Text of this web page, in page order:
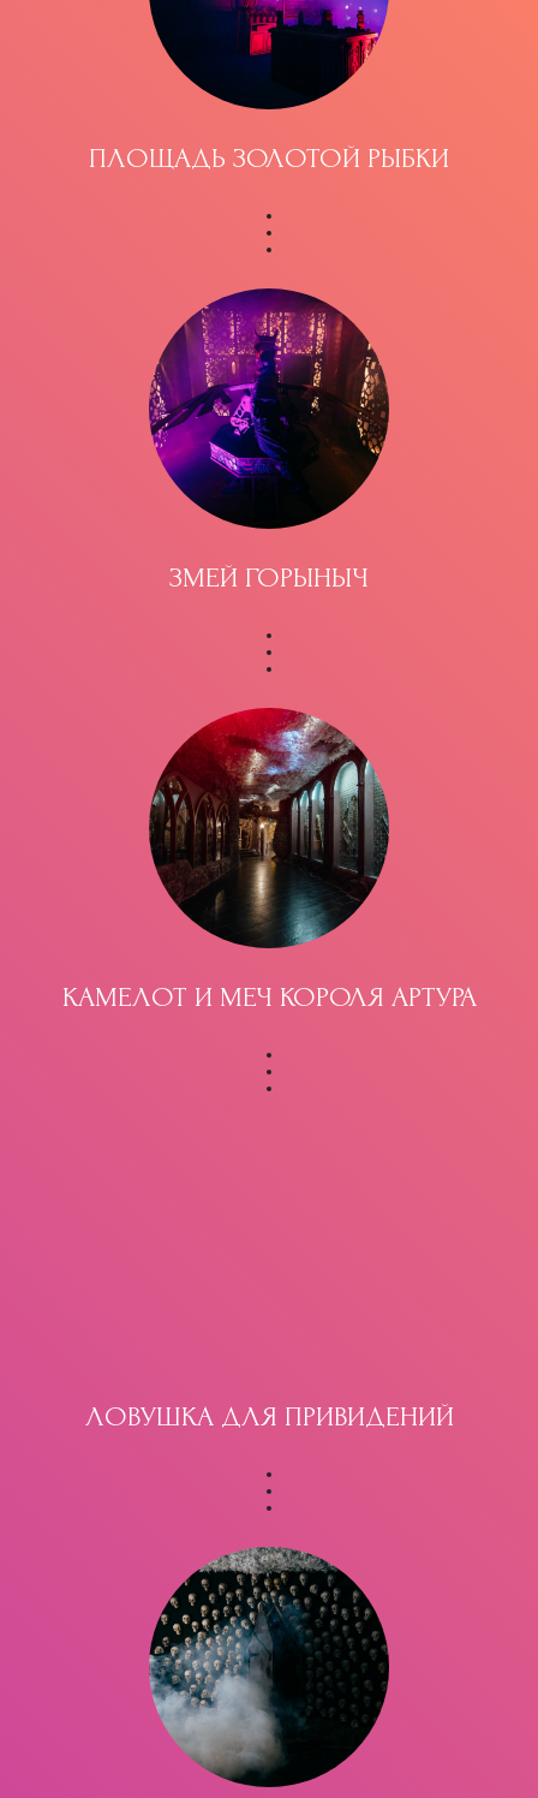
ПЛОЩАДЬ ЗОЛОТОЙ РЫБКИ
ЗМЕЙ ГОРЫНЫЧ
КАМЕЛОТ И МЕЧ КОРОЛЯ АРТУРА
ЛОВУШКА ДЛЯ ПРИВИДЕНИЙ